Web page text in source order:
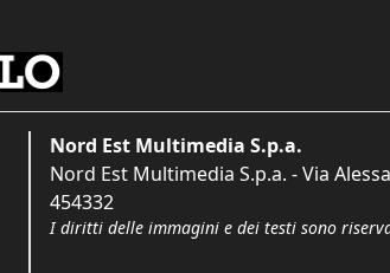
Nord Est Multimedia S.p.a.
Nord Est Multimedia S.p.a. - Via
454332
I diritti delle immagini e dei testi sono